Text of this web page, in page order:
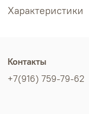
Характеристики
Контакты
+7(916) 759-79-62